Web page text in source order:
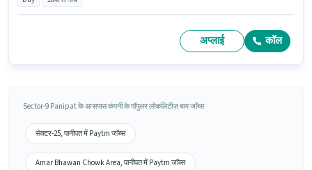
अप्लाई कॉल
Sector-9 Panipat के आसपास कंपनी के पॉपुलर लोकलिटीज़ बाय जॉब्स
सेक्टर-25, पानीपत में Paytm जॉब्स
Amar Bhawan Chowk Area, पानीपत में Paytm जॉब्स